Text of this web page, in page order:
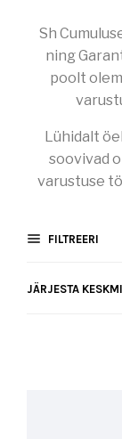
Sh
ning
poolt
Lühidalt
soovivad
varustuse
FILTREERI